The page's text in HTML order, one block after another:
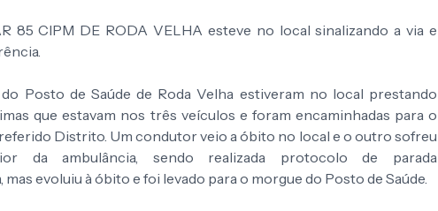
85 CIPM DE RODA VELHA esteve no local sinalizando a via e
Posto de Saúde de Roda Velha estiveram no local prestando
que estavam nos três veículos e foram encaminhadas para o
Distrito. Um condutor veio a óbito no local e o outro sofreu
da ambulância, sendo realizada protocolo de parada
evoluiu à óbito e foi levado para o morgue do Posto de Saúde.